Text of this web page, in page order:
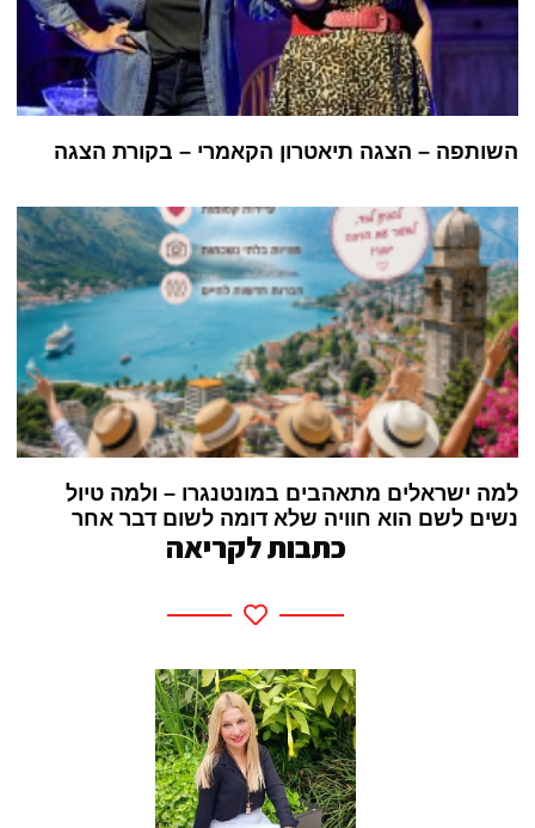
השותפה – הצגה תיאטרון הקאמרי – בקורת הצגה
למה ישראלים מתאהבים במונטנגרו – ולמה טיול
נשים לשם הוא חוויה שלא דומה לשום דבר אחר
כתבות לקריאה